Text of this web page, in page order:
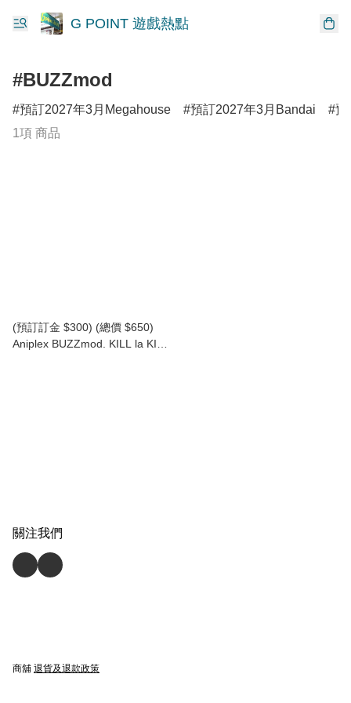
G POINT 遊戲熱點
#BUZZmod
預訂2027年3月Megahouse 預訂2027年3月Bandai
預
1項 商品
(預訂訂金 $300) (總價 $650)
Aniplex BUZZmod. KILL la KILL
關注我們
商舖 退貨及退款政策